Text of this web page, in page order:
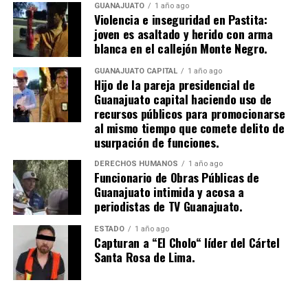
GUANAJUATO 1 año ago
Violencia e inseguridad en Pastita:
joven es asaltado y herido con arma
blanca en el callejón Monte Negro.
GUANAJUATO CAPITAL 1 año ago
Hijo de la pareja presidencial de
Guanajuato capital haciendo uso de
recursos públicos para promocionarse
al mismo tiempo que comete delito de
usurpación de funciones.
DERECHOS HUMANOS 1 año ago
Funcionario de Obras Públicas de
Guanajuato intimida y acosa a
periodistas de TV Guanajuato.
ESTADO 1 año ago
Capturan a “El Cholo“ líder del Cártel
Santa Rosa de Lima.